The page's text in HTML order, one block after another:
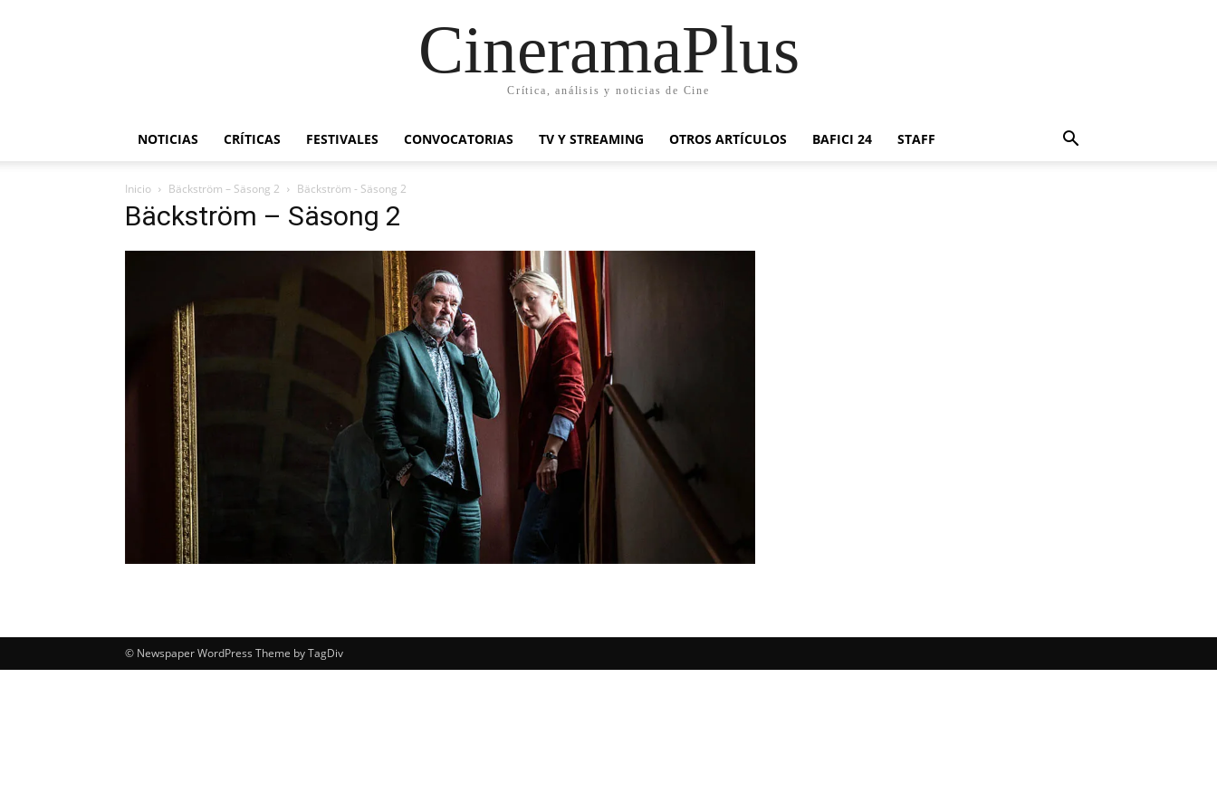
CineramaPlus
Crítica, análisis y noticias de Cine
NOTICIAS CRÍTICAS FESTIVALES CONVOCATORIAS TV Y STREAMING OTROS ARTÍCULOS BAFICI 24 STAFF
Inicio Bäckström – Säsong 2 Bäckström - Säsong 2
Bäckström – Säsong 2
© Newspaper WordPress Theme by TagDiv